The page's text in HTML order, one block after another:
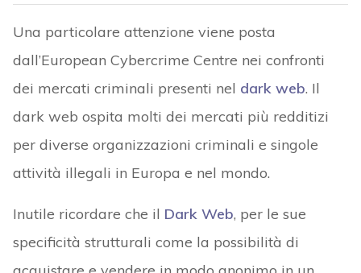
Una particolare attenzione viene posta
dall’European Cybercrime Centre nei confronti
dei mercati criminali presenti nel dark web. Il
dark web ospita molti dei mercati più redditizi
per diverse organizzazioni criminali e singole
attività illegali in Europa e nel mondo.
Inutile ricordare che il Dark Web, per le sue
specificità strutturali come la possibilità di